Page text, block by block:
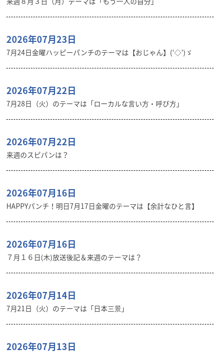
2026年07月23日
7月24日金曜ハッピーパンチのテーマは【おじゃん】(‘◇’)ゞ
2026年07月22日
7月28日（火）のテーマは「ローカルな言い方・呼び方」
2026年07月22日
来週のスピパンは？
2026年07月16日
HAPPYパンチ！明日7月17日金曜のテーマは【余計なひと言】
2026年07月16日
７月１６日(木)放送後記＆来週のテーマは？
2026年07月14日
7月21日（火）のテーマは「日本三景」
2026年07月13日